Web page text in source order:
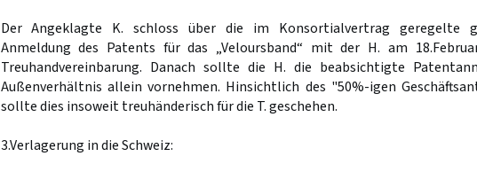
Der Angeklagte K. schloss über die im Konsortialvertrag geregelte
Anmeldung des Patents für das „Veloursband“ mit der H. am
Treuhandvereinbarung. Danach sollte die H. die beabsichtigte
Außenverhältnis allein vornehmen. Hinsichtlich des "50%-igen
sollte dies insoweit treuhänderisch für die T. geschehen.
3.Verlagerung in die Schweiz: